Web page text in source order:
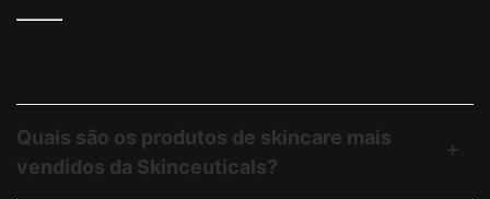
Quais são os produtos de skincare mais
vendidos da Skinceuticals?